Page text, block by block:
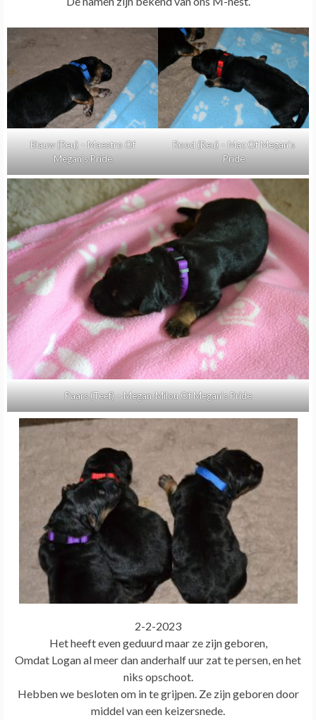
Blauw (Reu) – Maestro Of
Megan’s Pride
Rood (Reu) – Mac Of Megan’s
Pride
Paars (Teef) – Megan-Milou Of Megan’s Pride
2-2-2023
Het heeft even geduurd maar ze zijn geboren,
Omdat Logan al meer dan anderhalf uur zat te persen, en het
niks opschoot.
Hebben we besloten om in te grijpen. Ze zijn geboren door
middel van een keizersnede.